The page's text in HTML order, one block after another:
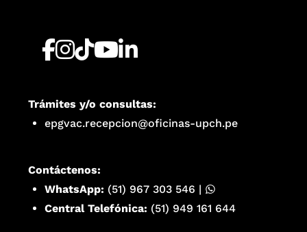
Trámites y/o consultas:
epgvac.recepcion@oficinas-upch.pe
Contáctenos:
WhatsApp: (51) 967 303 546 |
Central Telefónica: (51) 949 161 644